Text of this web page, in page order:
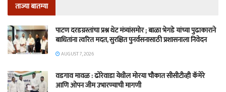
ताज्या बातम्या
पाटण दरडग्रस्तांचा प्रश्न थेट मंत्र्यांसमोर ; बाळा भेगडे यांच्या पुढाकाराने
बाधितांना त्वरित मदत, सुरक्षित पुनर्वसनासाठी प्रशासनाला निवेदन
AUGUST 7, 2026
वडगाव मावळ : ढोरेवाडा येथील मोरया चौकात सीसीटीव्ही कॅमेरे
आणि ओपन जीम उभारण्याची मागणी